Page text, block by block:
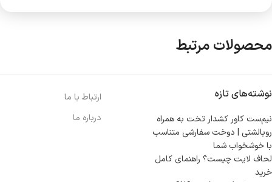
محصولات مرتبط
نوشته‌های تازه
نیم‌ست کاور کشدار تخت به همراه
روبالشتی | دوخت سفارشی متناسب
با خوشخواب شما
لحاف لایت چیست؟ راهنمای کامل
خرید
ارتباط با ما
درباره ما